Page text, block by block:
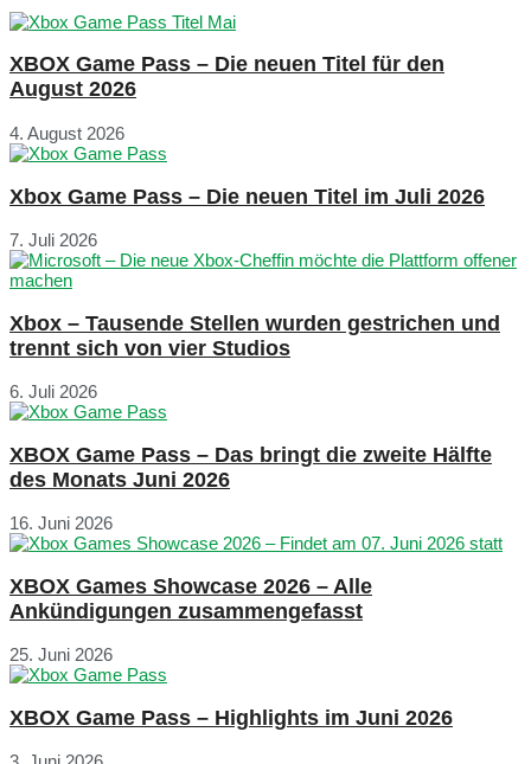
XBOX Game Pass – Die neuen Titel für den
August 2026
4. August 2026
Xbox Game Pass – Die neuen Titel im Juli 2026
7. Juli 2026
Xbox – Tausende Stellen wurden gestrichen und
trennt sich von vier Studios
6. Juli 2026
XBOX Game Pass – Das bringt die zweite Hälfte
des Monats Juni 2026
16. Juni 2026
XBOX Games Showcase 2026 – Alle
Ankündigungen zusammengefasst
25. Juni 2026
XBOX Game Pass – Highlights im Juni 2026